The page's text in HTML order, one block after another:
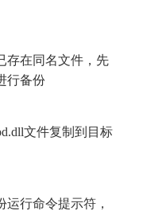
存在同名文件，先
行备份
文件复制到目标
运行命令提示符，